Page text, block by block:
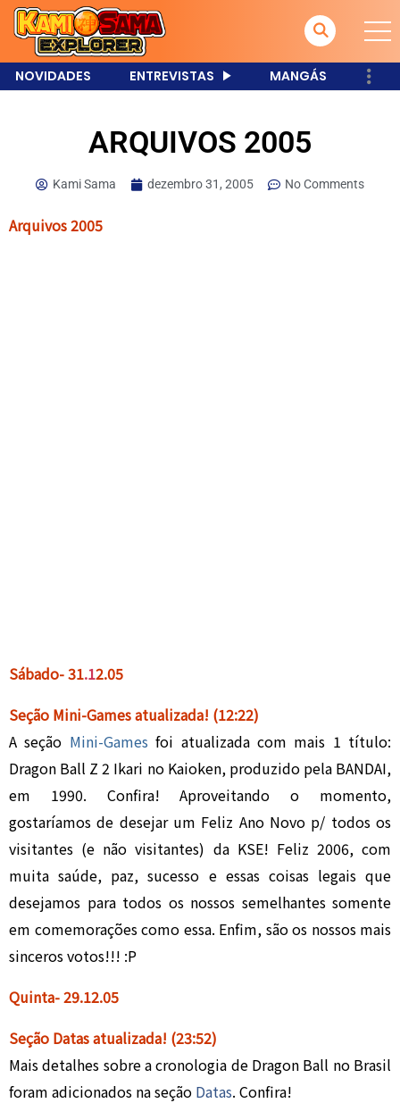
NOVIDADES ENTREVISTAS MANGÁS
ARQUIVOS 2005
Kami Sama dezembro 31, 2005 No Comments
Arquivos 2005
Sábado- 31.12.05
Seção Mini-Games atualizada! (12:22)
A seção Mini-Games foi atualizada com mais 1 título:
Dragon Ball Z 2 Ikari no Kaioken, produzido pela BANDAI,
em 1990. Confira!Aproveitando o momento,
gostaríamos de desejar um Feliz Ano Novo p/ todos os
visitantes (e não visitantes) da KSE! Feliz 2006, com
muita saúde, paz, sucesso e essas coisas legais que
desejamos para todos os nossos semelhantes somente
em comemorações como essa. Enfim, são os nossos mais
sinceros votos!!! :P
Quinta- 29.12.05
Seção Datas atualizada! (23:52)
Mais detalhes sobre a cronologia de Dragon Ball no Brasil
foram adicionados na seção Datas. Confira!